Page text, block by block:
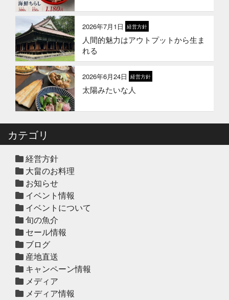
2026年1月1日 お知らせ
2026年 新年のご挨拶
2025年12月12日 セール終了
2025年12月10日 休業のお知らせ
ハタ鍋セット予約受付中2025年
2025年
2026年7月1日 経営方針
人間的魅力はアウトプットから生ま
れる
2026年6月24日 経営方針
太陽みたいな人
カテゴリ
経営方針
大畠のお料理
お知らせ
イベント情報
イベントについて
旬の魚介
セール情報
ブログ
産地直送
キャンペーン情報
メディア
メディア情報